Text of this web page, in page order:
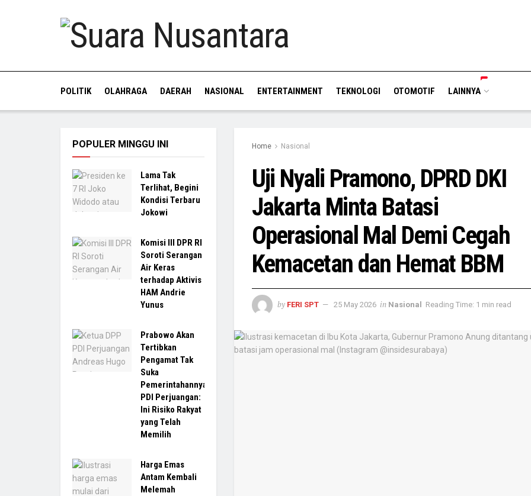
POLITIK OLAHRAGA DAERAH NASIONAL ENTERTAINMENT TEKNOLOGI OTOMOTIF LAINNYA
Home Nasional
Uji Nyali Pramono, DPRD DKI
Jakarta Minta Batasi
Operasional Mal Demi Cegah
Kemacetan dan Hemat BBM
by FERI SPT 25 May 2026 in Nasional Reading Time: 1 min read
POPULER MINGGU INI
Lama Tak
Terlihat, Begini
Kondisi Terbaru
Jokowi
Komisi III DPR RI
Soroti Serangan
Air Keras
terhadap Aktivis
HAM Andrie
Yunus
Prabowo Akan
Tertibkan
Pengamat Tak
Suka
Pemerintahannya,
PDI Perjuangan:
Ini Risiko Rakyat
yang Telah
Memilih
Harga Emas
Antam Kembali
Melemah